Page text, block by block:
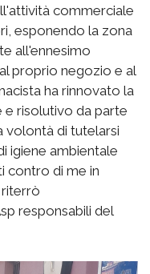
commerciale
esponendo la zona
all'ennesimo
proprio negozio e al
ha rinnovato la
e risolutivo da parte
volontà di tutelarsi
igiene ambientale
contro di me in
riterrò
responsabili del